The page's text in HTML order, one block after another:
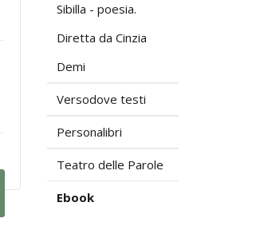
Sibilla - poesia.
Diretta da Cinzia
Demi
Versodove testi
Personalibri
Teatro delle Parole
Ebook